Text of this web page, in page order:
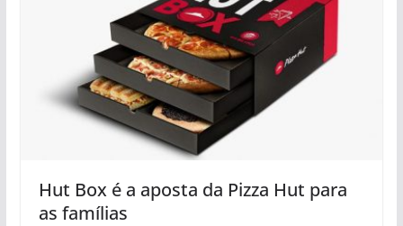
Hut Box é a aposta da Pizza Hut para
as famílias